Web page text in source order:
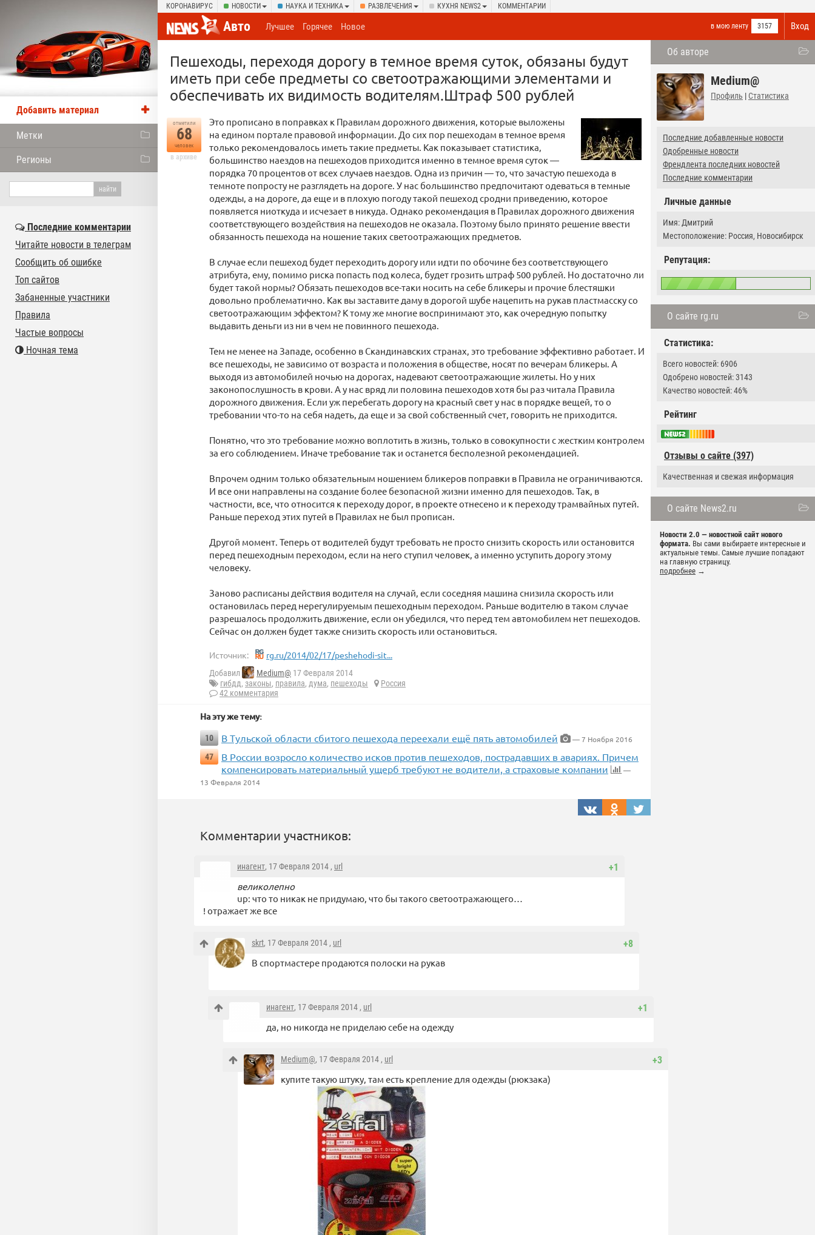
КОРОНАВИРУС НОВОСТИ НАУКА И ТЕХНИКА РАЗВЛЕЧЕНИЯ КУХНЯ NEWS2 КОММЕНТАРИИ
Вход
Авто в мою ленту 3157
Лучшее Горячее Новое
Об авторе
Medium@
Профиль | Статистика
Последние добавленные новости
Одобренные новости
Френдлента последних новостей
Последние комментарии
Личные данные
Имя: Дмитрий
Местоположение: Россия, Новосибирск
Репутация:
О сайте rg.ru
Статистика:
Всего новостей: 6906
Одобрено новостей: 3143
Качество новостей: 46%
Рейтинг
Отзывы о сайте (397)
Качественная и свежая информация
О сайте News2.ru
Новости 2.0 — новостной сайт нового
формата. Вы сами выбираете интересные и
актуальные темы. Самые лучшие попадают
на главную страницу.
подробнее →
Пешеходы, переходя дорогу в темное время суток, обязаны будут
иметь при себе предметы со светоотражающими элементами и
обеспечивать их видимость водителям.Штраф 500 рублей
отметили
68
человек
в архиве
Это прописано в поправках к Правилам дорожного движения, которые выложены
на едином портале правовой информации. До сих пор пешеходам в темное время
только рекомендовалось иметь такие предметы. Как показывает статистика,
большинство наездов на пешеходов приходится именно в темное время суток —
порядка 70 процентов от всех случаев наездов. Одна из причин — то, что зачастую пешехода в
темноте попросту не разглядеть на дороге. У нас большинство предпочитают одеваться в темные
одежды, а на дороге, да еще и в плохую погоду такой пешеход сродни приведению, которое
появляется ниоткуда и исчезает в никуда. Однако рекомендация в Правилах дорожного движения
соответствующего воздействия на пешеходов не оказала. Поэтому было принято решение ввести
обязанность пешехода на ношение таких светоотражающих предметов.
В случае если пешеход будет переходить дорогу или идти по обочине без соответствующего
атрибута, ему, помимо риска попасть под колеса, будет грозить штраф 500 рублей. Но достаточно ли
будет такой нормы? Обязать пешеходов все-таки носить на себе бликеры и прочие блестяшки
довольно проблематично. Как вы заставите даму в дорогой шубе нацепить на рукав пластмасску со
светоотражающим эффектом? К тому же многие воспринимают это, как очередную попытку
выдавить деньги из ни в чем не повинного пешехода.
Тем не менее на Западе, особенно в Скандинавских странах, это требование эффективно работает. И
все пешеходы, не зависимо от возраста и положения в обществе, носят по вечерам бликеры. А
выходя из автомобилей ночью на дорогах, надевают светоотражающие жилеты. Но у них
законопослушность в крови. А у нас вряд ли половина пешеходов хотя бы раз читала Правила
дорожного движения. Если уж перебегать дорогу на красный свет у нас в порядке вещей, то о
требовании что-то на себя надеть, да еще и за свой собственный счет, говорить не приходится.
Понятно, что это требование можно воплотить в жизнь, только в совокупности с жестким контролем
за его соблюдением. Иначе требование так и останется бесполезной рекомендацией.
Впрочем одним только обязательным ношением бликеров поправки в Правила не ограничиваются.
И все они направлены на создание более безопасной жизни именно для пешеходов. Так, в
частности, все, что относится к переходу дорог, в проекте отнесено и к переходу трамвайных путей.
Раньше переход этих путей в Правилах не был прописан.
Другой момент. Теперь от водителей будут требовать не просто снизить скорость или остановится
перед пешеходным переходом, если на него ступил человек, а именно уступить дорогу этому
человеку.
Заново расписаны действия водителя на случай, если соседняя машина снизила скорость или
остановилась перед нерегулируемым пешеходным переходом. Раньше водителю в таком случае
разрешалось продолжить движение, если он убедился, что перед тем автомобилем нет пешеходов.
Сейчас он должен будет также снизить скорость или остановиться.
Источник: rg.ru/2014/02/17/peshehodi-sit...
Добавил Medium@ 17 Февраля 2014
гибдд, законы, правила, дума, пешеходы
Россия
42 комментария
На эту же тему:
10 В Тульской области сбитого пешехода переехали ещё пять автомобилей
— 7 Ноября 2016
47
В России возросло количество исков против пешеходов, пострадавших в авариях. Причем
компенсировать материальный ущерб требуют не водители, а страховые компании
—
13 Февраля 2014
Комментарии участников:
+1
инагент, 17 Февраля 2014 , url
великолепно
up: что то никак не придумаю, что бы такого светоотражающего…
! отражает же все
+8
skrt, 17 Февраля 2014 , url
В спортмастере продаются полоски на рукав
+1
инагент, 17 Февраля 2014 , url
да, но никогда не приделаю себе на одежду
+3
Medium@, 17 Февраля 2014 , url
купите такую штуку, там есть крепление для одежды (рюкзака)
Добавить материал
Метки
Регионы
Последние комментарии
Читайте новости в телеграм
Сообщить об ошибке
Топ сайтов
Забаненные участники
Правила
Частые вопросы
Ночная тема